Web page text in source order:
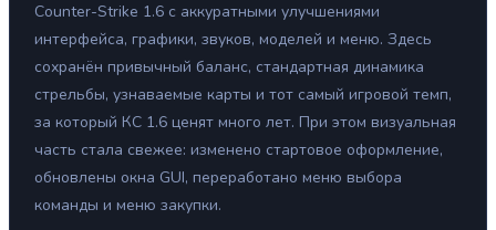
Counter-Strike 1.6 с аккуратными улучшениями
интерфейса, графики, звуков, моделей и меню. Здесь
сохранён привычный баланс, стандартная динамика
стрельбы, узнаваемые карты и тот самый игровой темп,
за который КС 1.6 ценят много лет. При этом визуальная
часть стала свежее: изменено стартовое оформление,
обновлены окна GUI, переработано меню выбора
команды и меню закупки.